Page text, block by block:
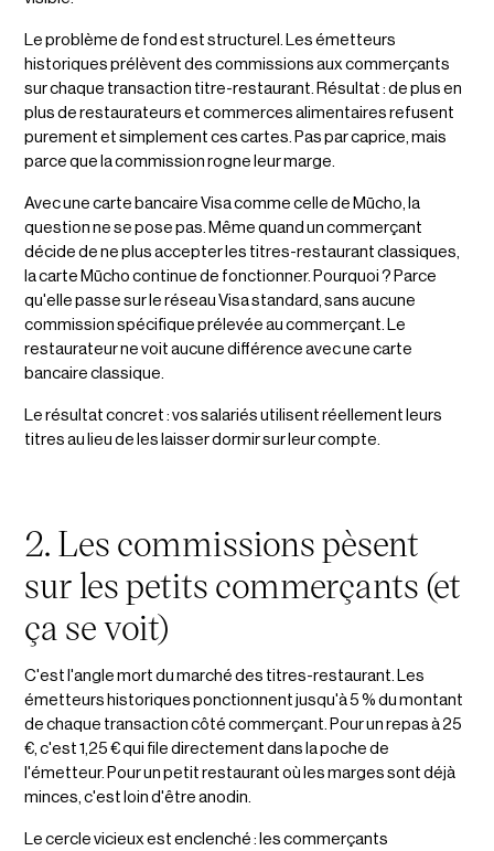
Le problème de fond est structurel. Les émetteurs
historiques prélèvent des commissions aux commerçants
sur chaque transaction titre-restaurant. Résultat : de plus en
plus de restaurateurs et commerces alimentaires refusent
purement et simplement ces cartes. Pas par caprice, mais
parce que la commission rogne leur marge.
Avec une carte bancaire Visa comme celle de Mūcho, la
question ne se pose pas. Même quand un commerçant
décide de ne plus accepter les titres-restaurant classiques,
la carte Mūcho continue de fonctionner. Pourquoi ? Parce
qu'elle passe sur le réseau Visa standard, sans aucune
commission spécifique prélevée au commerçant. Le
restaurateur ne voit aucune différence avec une carte
bancaire classique.
Le résultat concret : vos salariés utilisent réellement leurs
titres au lieu de les laisser dormir sur leur compte.
2. Les commissions pèsent
sur les petits commerçants (et
ça se voit)
C'est l'angle mort du marché des titres-restaurant. Les
émetteurs historiques ponctionnent jusqu'à 5 % du montant
de chaque transaction côté commerçant. Pour un repas à 25
€, c'est 1,25 € qui file directement dans la poche de
l'émetteur. Pour un petit restaurant où les marges sont déjà
minces, c'est loin d'être anodin.
Le cercle vicieux est enclenché : les commerçants